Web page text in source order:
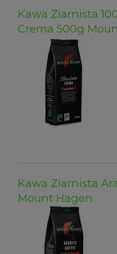
Kawa Ziarnista
Crema 500g
Kawa Ziarnista
Mount Hagen